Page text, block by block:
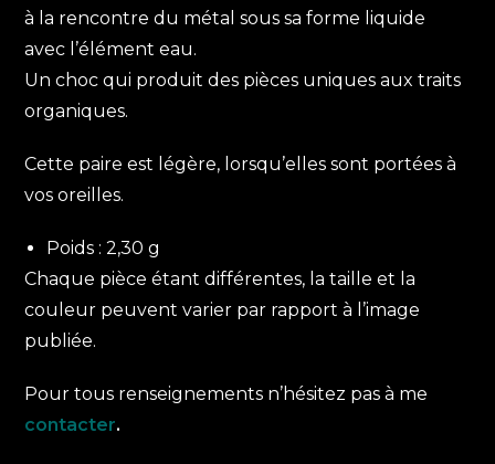
à la rencontre du métal sous sa forme liquide
avec l’élément eau.
Un choc qui produit des pièces uniques aux traits
organiques.
Cette paire est légère, lorsqu’elles sont portées à
vos oreilles.
Poids : 2,30 g
Chaque pièce étant différentes, la taille et la
couleur peuvent varier par rapport à l’image
publiée.
Pour tous renseignements n’hésitez pas à me
contacter.